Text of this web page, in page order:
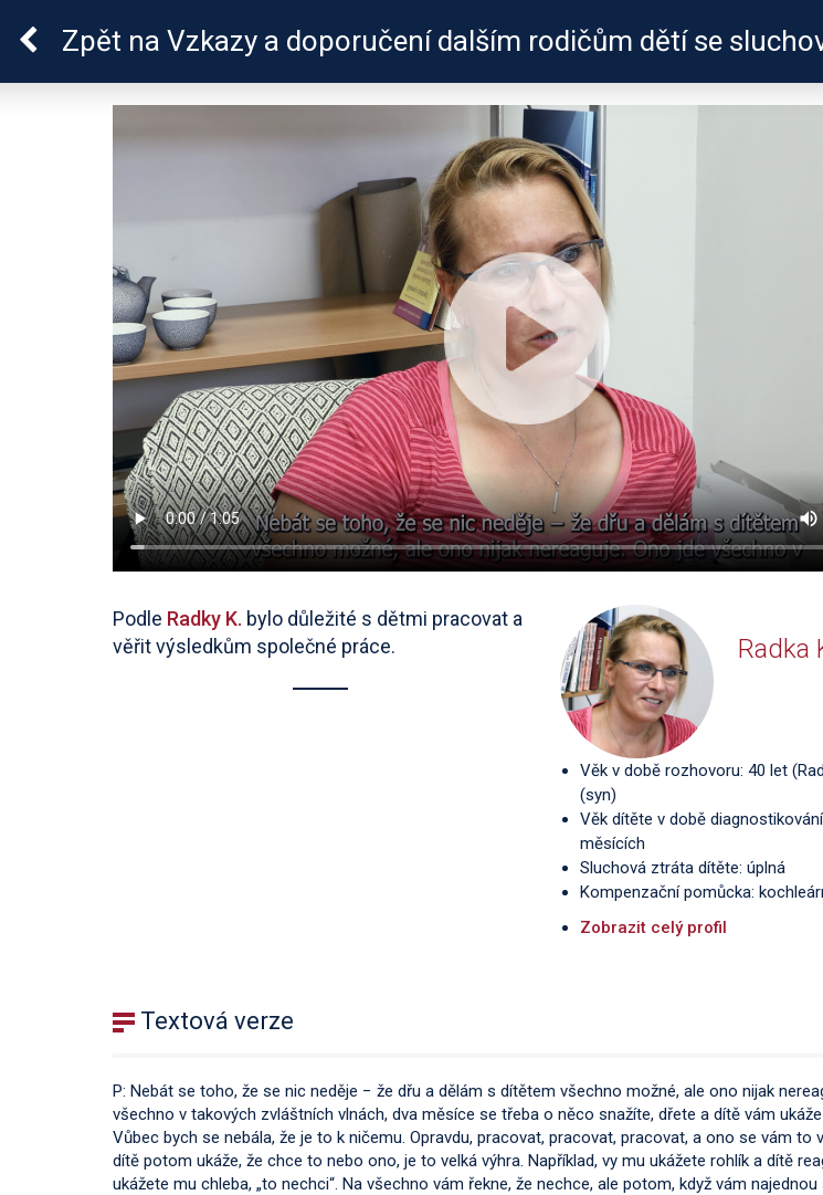
Sluchová vada u dětí ZKUŠENOSTI PROFILY
Zpět na Vzkazy a doporučení dalším rodičům dětí se
Podle Radky K. bylo důležité s dětmi pracovat a
věřit výsledkům společné práce.
Radka
Věk v době rozhovoru: 40 let
(syn)
Věk dítěte v době
měsících
Sluchová ztráta dítěte: úplná
Kompenzační pomůcka:
Zobrazit celý profil
Textová verze
P: Nebát se toho, že se nic neděje − že dřu a dělám s dítětem všechno možné, ale ono nijak
všechno v takových zvláštních vlnách, dva měsíce se třeba o něco snažíte, dřete a dítě vám ukáže
Vůbec bych se nebála, že je to k ničemu. Opravdu, pracovat, pracovat, pracovat, a ono se vám to
dítě potom ukáže, že chce to nebo ono, je to velká výhra. Například, vy mu ukážete rohlík a dítě
ukážete mu chleba, „to nechci“. Na všechno vám řekne, že nechce, ale potom, když vám najednou